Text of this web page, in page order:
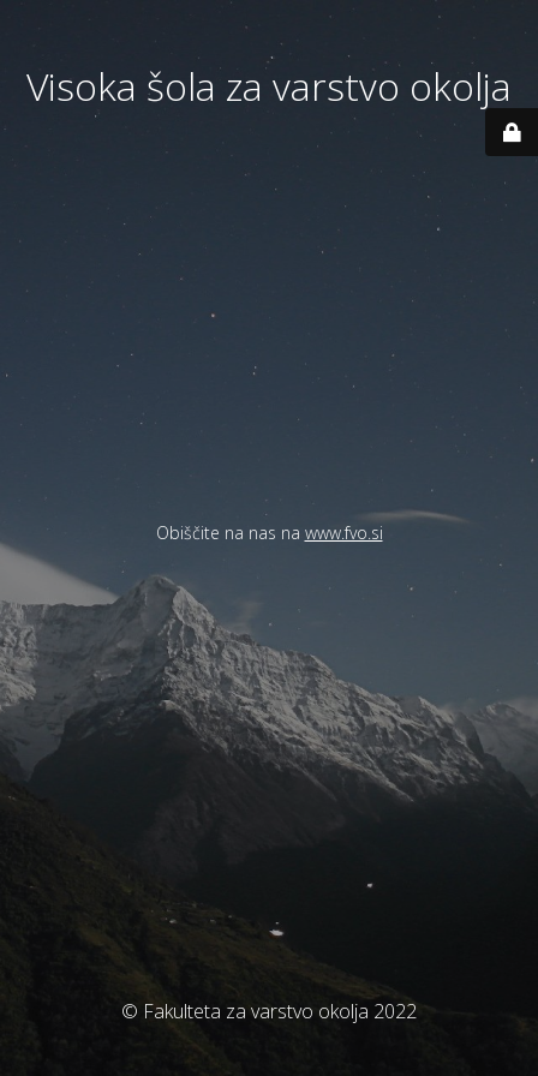
Visoka šola za varstvo okolja
Obiščite na nas na www.fvo.si
© Fakulteta za varstvo okolja 2022